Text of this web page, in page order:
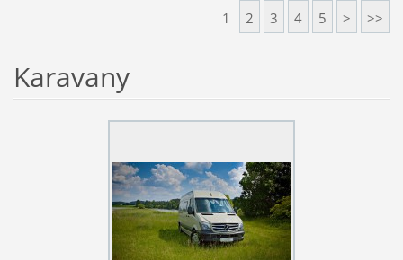
1 2 3 4 5 > >>
Karavany